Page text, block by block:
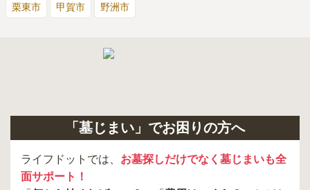
栗東市 甲賀市 野洲市
「墓じまい」でお困りの方へ
ライフドットでは、 お墓探しだけでなく墓じまいも全
面サポート！